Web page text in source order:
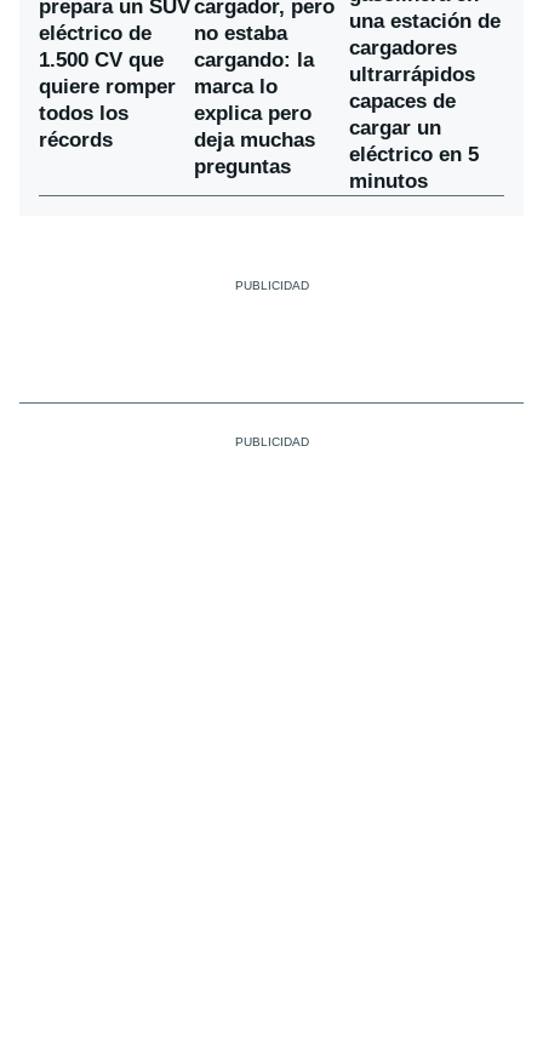
prepara un SUV
eléctrico de
1.500 CV que
quiere romper
todos los
récords
cargador, pero
no estaba
cargando: la
marca lo
explica pero
deja muchas
preguntas
una estación de
cargadores
ultrarrápidos
capaces de
cargar un
eléctrico en 5
minutos